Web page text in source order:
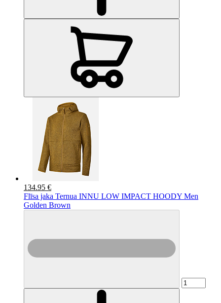
134.95 €
Flīsa jaka Ternua INNU LOW IMPACT HOODY Men
Golden Brown